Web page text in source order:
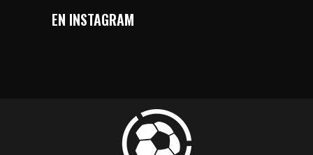
EN INSTAGRAM